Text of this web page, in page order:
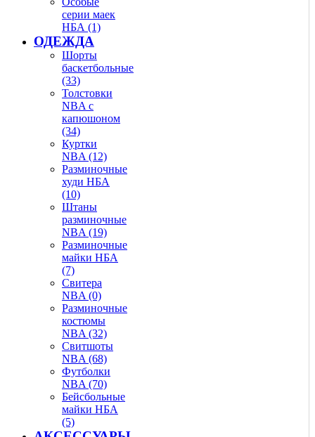
серии маек
НБА (1)
ОДЕЖДА
Шорты
баскетбольные
(33)
Толстовки
NBA с
капюшоном
(34)
Куртки
NBA (12)
Разминочные
худи НБА
(10)
Штаны
разминочные
NBA (19)
Разминочные
майки НБА
(7)
Свитера
NBA (0)
Разминочные
костюмы
NBA (32)
Свитшоты
NBA (68)
Футболки
NBA (70)
Бейсбольные
майки НБА
(5)